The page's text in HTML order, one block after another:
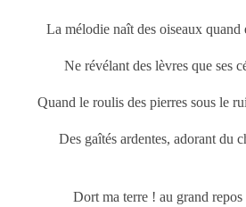
La mélodie naît des oiseaux quand
Ne révélant des lèvres que ses
Quand le roulis des pierres sous le
Des gaîtés ardentes, adorant du
Dort ma terre ! au grand repos